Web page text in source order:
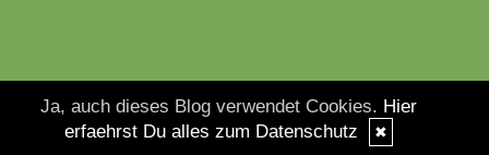
Ja, auch dieses Blog verwendet Cookies. Hier
erfaehrst Du alles zum Datenschutz
✖